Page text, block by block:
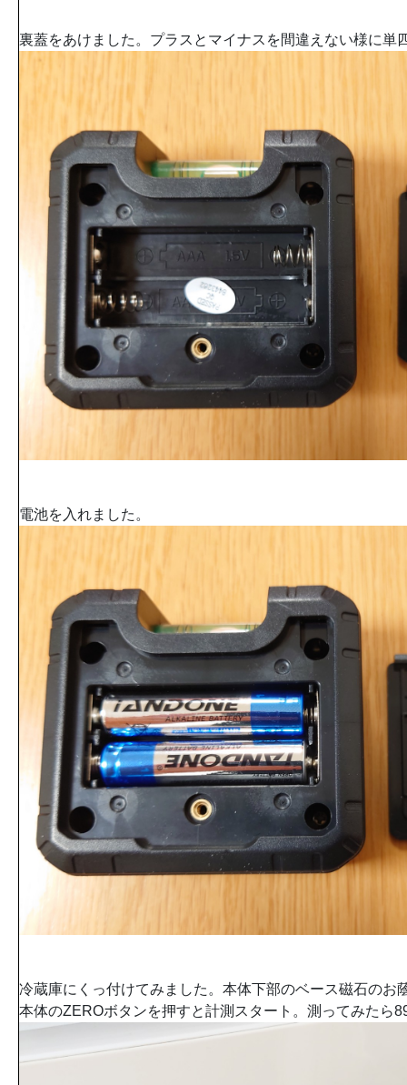
裏蓋をあけました。プラスとマイナスを間違えない様に単
電池を入れました。
冷蔵庫にくっ付けてみました。本体下部のベース磁石のお
本体のZEROボタンを押すと計測スタート。測ってみたら